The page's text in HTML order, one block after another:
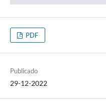
PDF
Publicado
29-12-2022